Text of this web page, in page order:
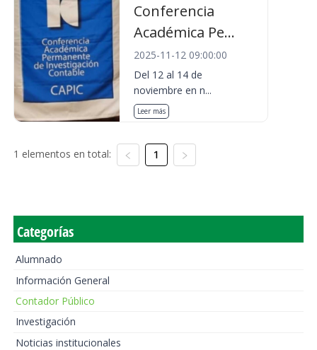
Conferencia
Académica Pe...
2025-11-12 09:00:00
Del 12 al 14 de
noviembre en n...
Leer más
1 elementos en total: 1
Categorías
Alumnado
Información General
Contador Público
Investigación
Noticias institucionales